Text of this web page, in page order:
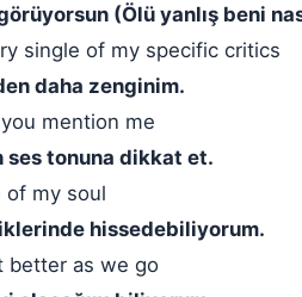
(Ölü yanlış beni
single of my specific critics
daha zenginim.
mention me
ses tonuna dikkat et.
of my soul
hissedebiliyorum.
better as we go